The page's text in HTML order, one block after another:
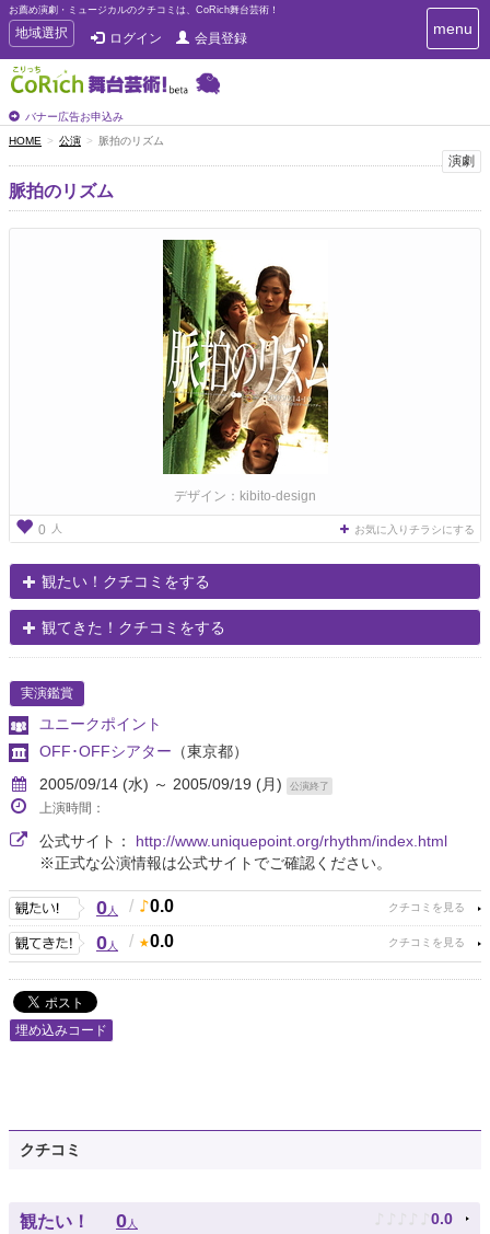
お薦め演劇・ミュージカルのクチコミは、CoRich舞台芸術！
T
o
g
g
e
n
a
v
i
地域選択 ログイン 会員登録
バナー広告お申込み
T
o
i
menu
HOME 公演 脈拍のリズム
演劇
脈拍のリズム
デザイン：kibito-design
0 人 お気に入りチラシにする
観たい！クチコミをする
観てきた！クチコミをする
実演鑑賞
ユニークポイント
OFF･OFFシアター （東京都）
2005/09/14 (水) ～ 2005/09/19 (月)
公演終了
上演時間：
公式サイト： http://www.uniquepoint.org/rhythm/index.html
※正式な公演情報は公式サイトでご確認ください。
0人 / 0.0
0人 / 0.0
埋め込みコード
クチコミ
観たい！ 0人 ♪ ♪ ♪ ♪ ♪ 0.0